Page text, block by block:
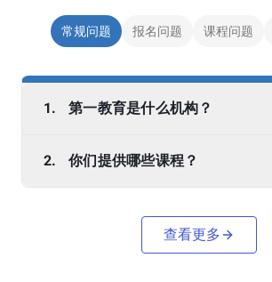
常规问题 报名问题 课程问题
1. 第一教育是什么机构？
2. 你们提供哪些课程？
查看更多